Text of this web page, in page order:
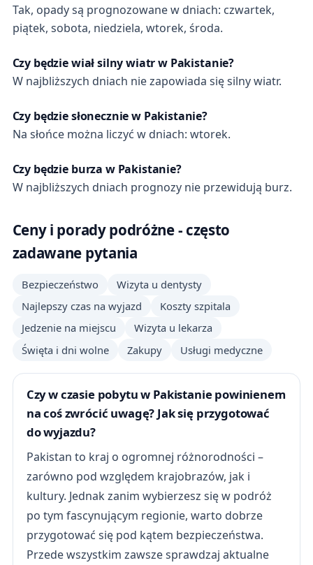
Tak, opady są prognozowane w dniach: czwartek,
piątek, sobota, niedziela, wtorek, środa.
Czy będzie wiał silny wiatr w Pakistanie?
W najbliższych dniach nie zapowiada się silny wiatr.
Czy będzie słonecznie w Pakistanie?
Na słońce można liczyć w dniach: wtorek.
Czy będzie burza w Pakistanie?
W najbliższych dniach prognozy nie przewidują burz.
Ceny i porady podróżne - często
zadawane pytania
Bezpieczeństwo
Wizyta u dentysty
Najlepszy czas na wyjazd
Koszty szpitala
Jedzenie na miejscu
Wizyta u lekarza
Święta i dni wolne
Zakupy Usługi medyczne
Czy w czasie pobytu w Pakistanie powinienem
na coś zwrócić uwagę? Jak się przygotować
do wyjazdu?
Pakistan to kraj o ogromnej różnorodności –
zarówno pod względem krajobrazów, jak i
kultury. Jednak zanim wybierzesz się w podróż
po tym fascynującym regionie, warto dobrze
przygotować się pod kątem bezpieczeństwa.
Przede wszystkim zawsze sprawdzaj aktualne